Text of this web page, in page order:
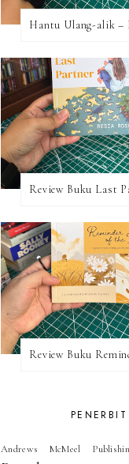
PENERBIT
Andrews McMeel